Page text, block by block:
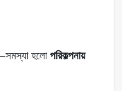
হলোপরিকল্পনায়